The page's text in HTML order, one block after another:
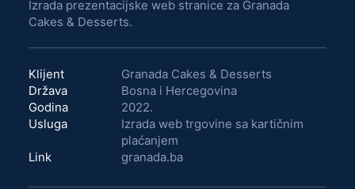
Izrada prezentacijske web stranice za Granada
Cakes & Desserts.
Klijent
Granada Cakes & Desserts
Država
Bosna i Hercegovina
Godina
2022.
Usluga
Izrada web trgovine sa kartičnim
plaćanjem
Link
granada.ba